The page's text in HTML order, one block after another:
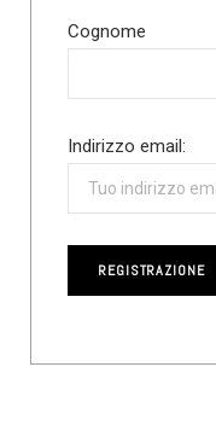
Cognome
Indirizzo email: